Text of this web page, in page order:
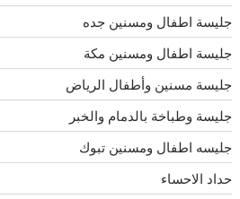
جليسة اطفال ومسنين جده
جليسة اطفال ومسنين مكة
جليسة مسنين وأطفال الرياض
جليسة وطباخة بالدمام والخبر
جليسه اطفال ومسنين تبوك
حداد الاحساء